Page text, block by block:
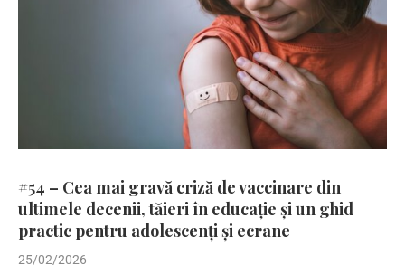
#54 – Cea mai gravă criză de vaccinare din
ultimele decenii, tăieri în educație și un ghid
practic pentru adolescenți și ecrane
25/02/2026